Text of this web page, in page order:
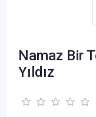
Namaz Bir
Yıldız